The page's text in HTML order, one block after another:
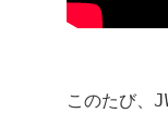
このたび、